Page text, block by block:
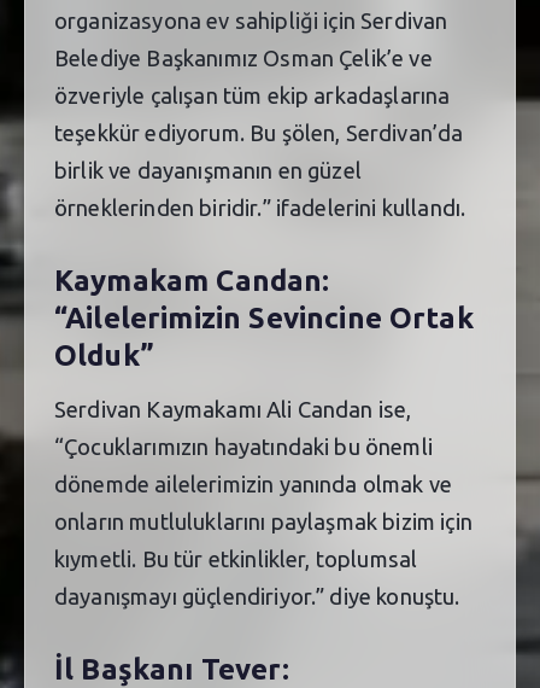
organizasyona ev sahipliği için Serdivan
Belediye Başkanımız Osman Çelik’e ve
özveriyle çalışan tüm ekip arkadaşlarına
teşekkür ediyorum. Bu şölen, Serdivan’da
birlik ve dayanışmanın en güzel
örneklerinden biridir.” ifadelerini kullandı.
Kaymakam Candan:
“Ailelerimizin Sevincine Ortak
Olduk”
Serdivan Kaymakamı Ali Candan ise,
“Çocuklarımızın hayatındaki bu önemli
dönemde ailelerimizin yanında olmak ve
onların mutluluklarını paylaşmak bizim için
kıymetli. Bu tür etkinlikler, toplumsal
dayanışmayı güçlendiriyor.” diye konuştu.
İl Başkanı Tever: